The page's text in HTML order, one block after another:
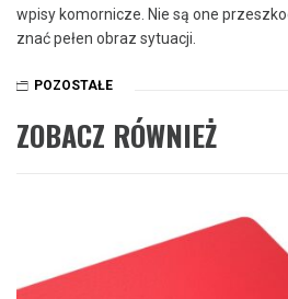
wpisy komornicze. Nie są one
znać pełen obraz sytuacji.
POZOSTAŁE
ZOBACZ RÓWNIEŻ